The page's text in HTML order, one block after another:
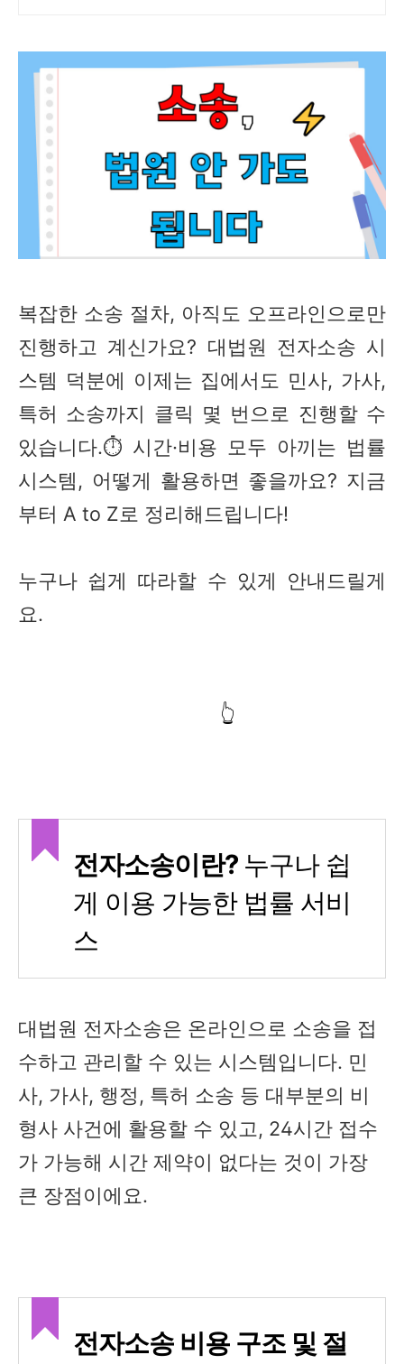
복잡한 소송 절차, 아직도 오프라인으로만
진행하고 계신가요? 대법원 전자소송 시
스템 덕분에 이제는 집에서도 민사, 가사,
특허 소송까지 클릭 몇 번으로 진행할 수
있습니다.⏱️ 시간·비용 모두 아끼는 법률
시스템, 어떻게 활용하면 좋을까요? 지금
부터 A to Z로 정리해드립니다!
누구나 쉽게 따라할 수 있게 안내드릴게
요.
👆
전자소송이란? 누구나 쉽
게 이용 가능한 법률 서비
스
대법원 전자소송은 온라인으로 소송을 접
수하고 관리할 수 있는 시스템입니다. 민
사, 가사, 행정, 특허 소송 등 대부분의 비
형사 사건에 활용할 수 있고, 24시간 접수
가 가능해 시간 제약이 없다는 것이 가장
큰 장점이에요.
전자소송 비용 구조 및 절